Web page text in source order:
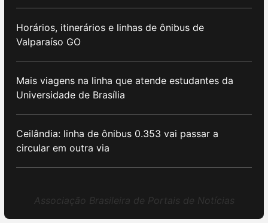
Horários, itinerários e linhas de ônibus de
Valparaíso GO
Mais viagens na linha que atende estudantes da
Universidade de Brasília
Ceilândia: linha de ônibus 0.353 vai passar a
circular em outra via
Associação Brasileira de Portais de Notícias